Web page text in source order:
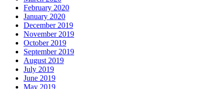
February 2020
January 2020
December 2019
November 2019
October 2019
September 2019
August 2019
July 2019
June 2019
May 2019